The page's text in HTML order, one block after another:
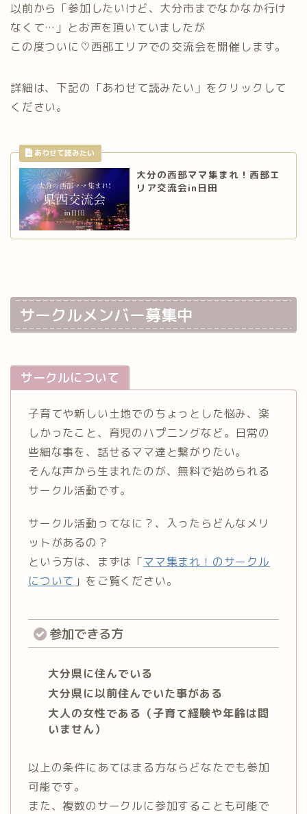
以前から「参加したいけど、大分市までなかなか行け
なくて…」とお声を頂いていましたが
この度ついに♡西部エリアでの交流会を開催します。
詳細は、下記の「あわせて読みたい」をクリックして
ください。
大分の西部ママ集まれ！西部エ
リア交流会in日田
サークルメンバー募集中
サークルについて
子育てや新しい土地でのちょっとした悩み、楽
しかったこと、育児のハプニングなど。日常の
些細な事を、話せるママ達と繋がりたい。
そんな声から生まれたのが、無料で始められる
サークル活動です。
サークル活動ってなに？、入ったらどんなメリ
ットがあるの？
という方は、まずは「ママ集まれ！のサークル
について 」をご覧ください。
参加できる方
大分県に住んでいる
大分県に以前住んでいた事がある
大人の女性である（子育て経験や年齢は問
いません）
以上の条件にあてはまる方ならどなたでも参加
可能です。
また、複数のサークルに参加することも可能で